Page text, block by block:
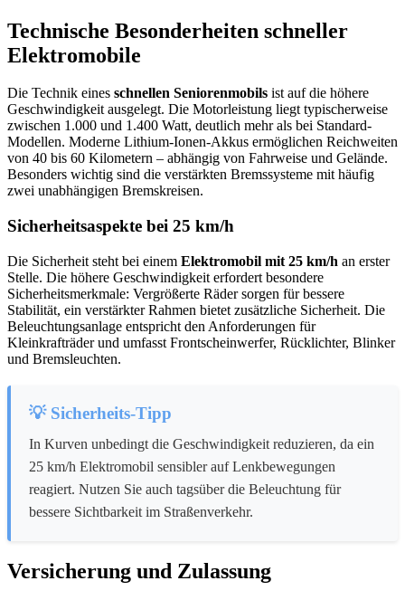
Technische Besonderheiten schneller
Elektromobile
Die Technik eines schnellen Seniorenmobils ist auf die höhere
Geschwindigkeit ausgelegt. Die Motorleistung liegt typischerweise
zwischen 1.000 und 1.400 Watt, deutlich mehr als bei Standard-
Modellen. Moderne Lithium-Ionen-Akkus ermöglichen Reichweiten
von 40 bis 60 Kilometern – abhängig von Fahrweise und Gelände.
Besonders wichtig sind die verstärkten Bremssysteme mit häufig
zwei unabhängigen Bremskreisen.
Sicherheitsaspekte bei 25 km/h
Die Sicherheit steht bei einem Elektromobil mit 25 km/h an erster
Stelle. Die höhere Geschwindigkeit erfordert besondere
Sicherheitsmerkmale: Vergrößerte Räder sorgen für bessere
Stabilität, ein verstärkter Rahmen bietet zusätzliche Sicherheit. Die
Beleuchtungsanlage entspricht den Anforderungen für
Kleinkrafträder und umfasst Frontscheinwerfer, Rücklichter, Blinker
und Bremsleuchten.
💡 Sicherheits-Tipp
In Kurven unbedingt die Geschwindigkeit reduzieren, da ein
25 km/h Elektromobil sensibler auf Lenkbewegungen
reagiert. Nutzen Sie auch tagsüber die Beleuchtung für
bessere Sichtbarkeit im Straßenverkehr.
Versicherung und Zulassung